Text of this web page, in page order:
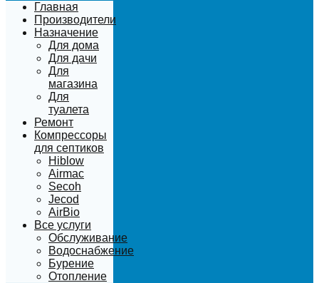
Главная
Производители
Назначение
Для дома
Для дачи
Для
магазина
Для
туалета
Ремонт
Компрессоры
для септиков
Hiblow
Airmac
Secoh
Jecod
AirBio
Все услуги
Обслуживание
Водоснабжение
Бурение
Отопление